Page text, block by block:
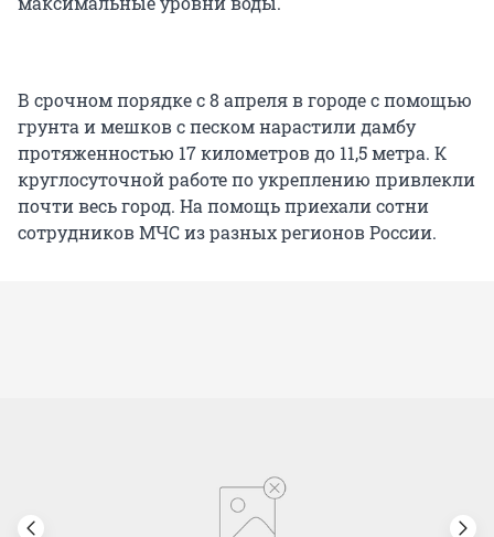
В срочном порядке с 8 апреля в городе с помощью
грунта и мешков с песком нарастили дамбу
протяженностью 17 километров до 11,5 метра. К
круглосуточной работе по укреплению привлекли
почти весь город. На помощь приехали сотни
сотрудников МЧС из разных регионов России.